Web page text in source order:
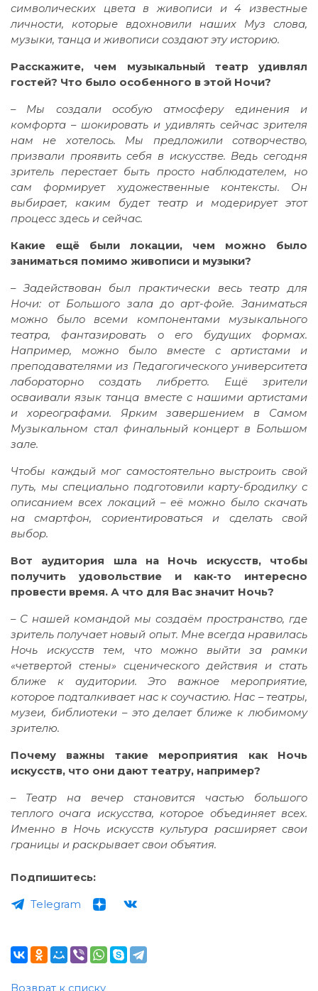
символических цвета в живописи и 4 известные
личности, которые вдохновили наших Муз слова,
музыки, танца и живописи создают эту историю.
Расскажите, чем музыкальный театр удивлял
гостей? Что было особенного в этой Ночи?
– Мы создали особую атмосферу единения и
комфорта – шокировать и удивлять сейчас зрителя
нам не хотелось. Мы предложили сотворчество,
призвали проявить себя в искусстве. Ведь сегодня
зритель перестает быть просто наблюдателем, но
сам формирует художественные контексты. Он
выбирает, каким будет театр и модерирует этот
процесс здесь и сейчас.
Какие ещё были локации, чем можно было
заниматься помимо живописи и музыки?
– Задействован был практически весь театр для
Ночи: от Большого зала до арт-фойе. Заниматься
можно было всеми компонентами музыкального
театра, фантазировать о его будущих формах.
Например, можно было вместе с артистами и
преподавателями из Педагогического университета
лабораторно создать либретто. Ещё зрители
осваивали язык танца вместе с нашими артистами
и хореографами. Ярким завершением в Самом
Музыкальном стал финальный концерт в Большом
зале.
Чтобы каждый мог самостоятельно выстроить свой
путь, мы специально подготовили карту-бродилку с
описанием всех локаций – её можно было скачать
на смартфон, сориентироваться и сделать свой
выбор.
Вот аудитория шла на Ночь искусств, чтобы
получить удовольствие и как-то интересно
провести время. А что для Вас значит Ночь?
– С нашей командой мы создаём пространство, где
зритель получает новый опыт. Мне всегда нравилась
Ночь искусств тем, что можно выйти за рамки
«четвертой стены» сценического действия и стать
ближе к аудитории. Это важное мероприятие,
которое подталкивает нас к соучастию. Нас – театры,
музеи, библиотеки – это делает ближе к любимому
зрителю.
Почему важны такие мероприятия как Ночь
искусств, что они дают театру, например?
– Театр на вечер становится частью большого
теплого очага искусства, которое объединяет всех.
Именно в Ночь искусств культура расширяет свои
границы и раскрывает свои объятия.
Подпишитесь:
Telegram
Возврат к списку